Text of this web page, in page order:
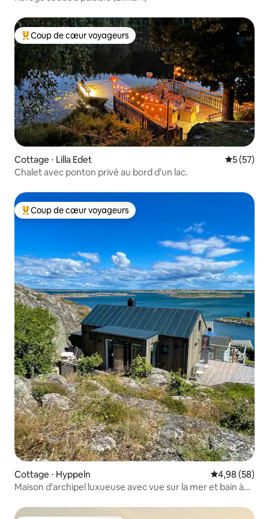
Coups de cœur voyageurs les plus appréciés
Coup de cœur voyageurs
Cottage ⋅ Lilla Edet
5 (57)
Chalet avec ponton privé au bord d'un lac.
Coups de cœur voyageurs les plus appréciés
Coup de cœur voyageurs
Cottage ⋅ Hyppeln Évaluation
4,98 (58)
Maison d'archipel luxueuse avec vue sur la mer et bain à